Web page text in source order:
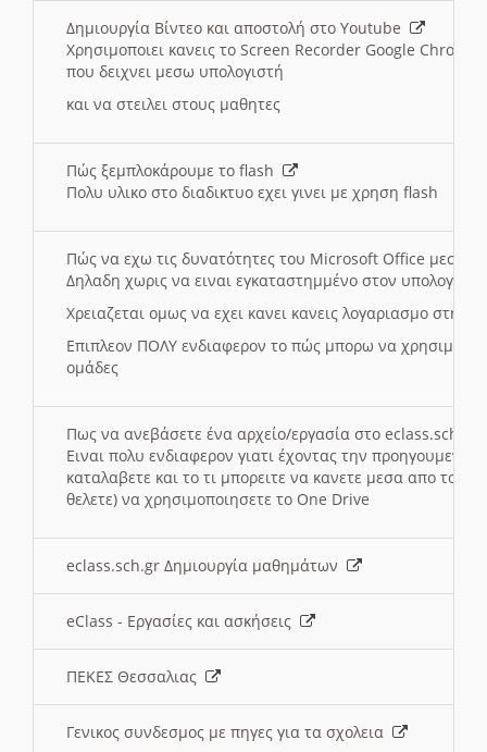
Δημιουργία Βίντεο και αποστολή στο Youtube
Χρησιμοποιει κανεις το Screen Recorder Google Chrome
που δειχνει μεσω υπολογιστή
και να στειλει στους μαθητες
Πώς ξεμπλοκάρουμε το flash
Πολυ υλικο στο διαδικτυο εχει γινει με χρηση flash
Πώς να εχω τις δυνατότητες του Microsoft Office μεσω
Δηλαδη χωρις να ειναι εγκαταστημμένο στον
Χρειαζεται ομως να εχει κανει κανεις λογαριασμο στη
Επιπλεον ΠΟΛΥ ενδιαφερον το πώς μπορω να
ομάδες
Πως να ανεβάσετε ένα αρχείο/εργασία στο eclass.sch.gr
Ειναι πολυ ενδιαφερον γιατι έχοντας την
καταλαβετε και το τι μπορειτε να κανετε μεσα απο το
θελετε) να χρησιμοποιησετε το One Drive
eclass.sch.gr Δημιουργία μαθημάτων
eClass - Εργασίες και ασκήσεις
ΠΕΚΕΣ Θεσσαλιας
Γενικος συνδεσμος με πηγες για τα σχολεια